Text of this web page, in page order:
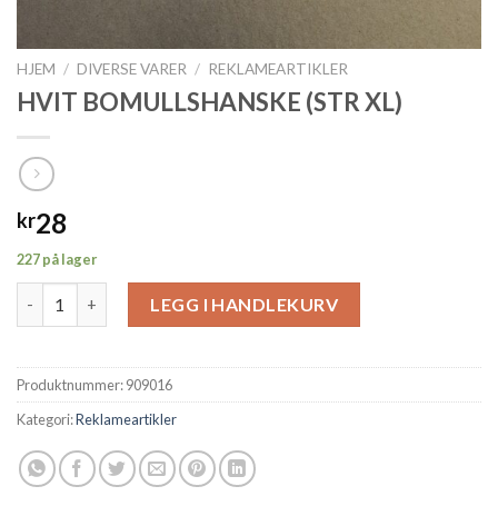
HJEM / DIVERSE VARER / REKLAMEARTIKLER
HVIT BOMULLSHANSKE (STR XL)
kr28
227 på lager
LEGG I HANDLEKURV
Produktnummer:909016
Kategori:Reklameartikler